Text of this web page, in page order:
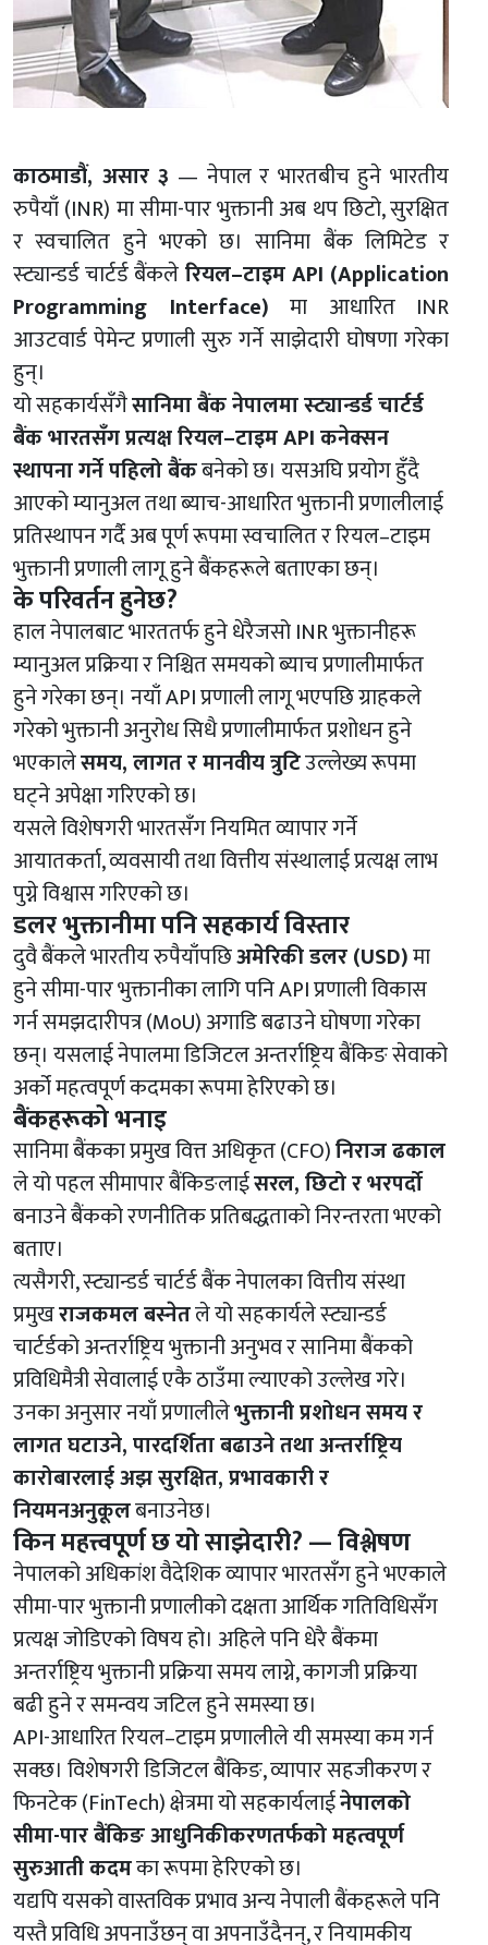
काठमाडौं, असार ३ — नेपाल र भारतबीच हुने भारतीय
रुपैयाँ (INR) मा सीमा-पार भुक्तानी अब थप छिटो, सुरक्षित
र स्वचालित हुने भएको छ। सानिमा बैंक लिमिटेड र
स्ट्यान्डर्ड चार्टर्ड बैंकलेरियल–टाइम API (Application
Programming Interface) मा आधारित INR
आउटवार्ड पेमेन्ट प्रणाली सुरु गर्ने साझेदारी घोषणा गरेका
हुन्।
यो सहकार्यसँगैसानिमा बैंक नेपालमा स्ट्यान्डर्ड चार्टर्ड
बैंक भारतसँग प्रत्यक्ष रियल–टाइम API कनेक्सन
स्थापना गर्ने पहिलो बैंकबनेको छ। यसअघि प्रयोग हुँदै
आएको म्यानुअल तथा ब्याच-आधारित भुक्तानी प्रणालीलाई
प्रतिस्थापन गर्दै अब पूर्ण रूपमा स्वचालित र रियल–टाइम
भुक्तानी प्रणाली लागू हुने बैंकहरूले बताएका छन्।
के परिवर्तन हुनेछ?
हाल नेपालबाट भारततर्फ हुने धेरैजसो INR भुक्तानीहरू
म्यानुअल प्रक्रिया र निश्चित समयको ब्याच प्रणालीमार्फत
हुने गरेका छन्। नयाँ API प्रणाली लागू भएपछि ग्राहकले
गरेको भुक्तानी अनुरोध सिधै प्रणालीमार्फत प्रशोधन हुने
भएकालेसमय, लागत र मानवीय त्रुटिउल्लेख्य रूपमा
घट्ने अपेक्षा गरिएको छ।
यसले विशेषगरी भारतसँग नियमित व्यापार गर्ने
आयातकर्ता, व्यवसायी तथा वित्तीय संस्थालाई प्रत्यक्ष लाभ
पुग्ने विश्वास गरिएको छ।
डलर भुक्तानीमा पनि सहकार्य विस्तार
दुवै बैंकले भारतीय रुपैयाँपछिअमेरिकी डलर (USD)मा
हुने सीमा-पार भुक्तानीका लागि पनि API प्रणाली विकास
गर्न समझदारीपत्र (MoU) अगाडि बढाउने घोषणा गरेका
छन्। यसलाई नेपालमा डिजिटल अन्तर्राष्ट्रिय बैंकिङ सेवाको
अर्को महत्वपूर्ण कदमका रूपमा हेरिएको छ।
बैंकहरूको भनाइ
सानिमा बैंकका प्रमुख वित्त अधिकृत (CFO)निराज ढकाल
ले यो पहल सीमापार बैंकिङलाईसरल, छिटो र भरपर्दो
बनाउने बैंकको रणनीतिक प्रतिबद्धताको निरन्तरता भएको
बताए।
त्यसैगरी, स्ट्यान्डर्ड चार्टर्ड बैंक नेपालका वित्तीय संस्था
प्रमुखराजकमल बस्नेतले यो सहकार्यले स्ट्यान्डर्ड
चार्टर्डको अन्तर्राष्ट्रिय भुक्तानी अनुभव र सानिमा बैंकको
प्रविधिमैत्री सेवालाई एकै ठाउँमा ल्याएको उल्लेख गरे।
उनका अनुसार नयाँ प्रणालीलेभुक्तानी प्रशोधन समय र
लागत घटाउने, पारदर्शिता बढाउने तथा अन्तर्राष्ट्रिय
कारोबारलाई अझ सुरक्षित, प्रभावकारी र
नियमनअनुकूलबनाउनेछ।
किन महत्त्वपूर्ण छ यो साझेदारी? — विश्लेषण
नेपालको अधिकांश वैदेशिक व्यापार भारतसँग हुने भएकाले
सीमा-पार भुक्तानी प्रणालीको दक्षता आर्थिक गतिविधिसँग
प्रत्यक्ष जोडिएको विषय हो। अहिले पनि धेरै बैंकमा
अन्तर्राष्ट्रिय भुक्तानी प्रक्रिया समय लाग्ने, कागजी प्रक्रिया
बढी हुने र समन्वय जटिल हुने समस्या छ।
API-आधारित रियल–टाइम प्रणालीले यी समस्या कम गर्न
सक्छ। विशेषगरी डिजिटल बैंकिङ, व्यापार सहजीकरण र
फिनटेक (FinTech) क्षेत्रमा यो सहकार्यलाईनेपालको
सीमा-पार बैंकिङ आधुनिकीकरणतर्फको महत्वपूर्ण
सुरुआती कदमका रूपमा हेरिएको छ।
यद्यपि यसको वास्तविक प्रभाव अन्य नेपाली बैंकहरूले पनि
यस्तै प्रविधि अपनाउँछन् वा अपनाउँदैनन्, र नियामकीय